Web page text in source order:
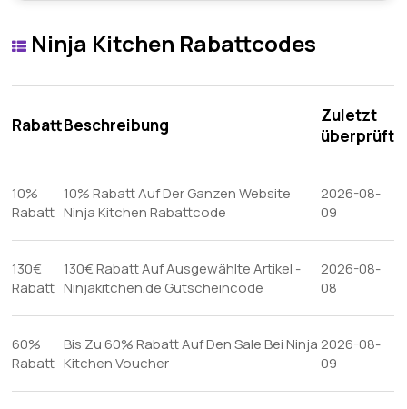
Ninja Kitchen Rabattcodes
RabattBeschreibung
Zuletzt
überprüft
10%
Rabatt
10% Rabatt Auf Der Ganzen Website
Ninja Kitchen Rabattcode
2026-08-
09
130€
Rabatt
130€ Rabatt Auf Ausgewählte Artikel -
Ninjakitchen.de Gutscheincode
2026-08-
08
60%
Rabatt
Bis Zu 60% Rabatt Auf Den Sale Bei Ninja
Kitchen Voucher
2026-08-
09